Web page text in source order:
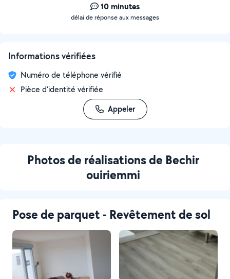
10 minutes
délai de réponse aux messages
Informations vérifiées
Numéro de téléphone vérifié
Pièce d'identité vérifiée
Appeler
Photos de réalisations de Bechir
ouiriemmi
Pose de parquet - Revêtement de sol